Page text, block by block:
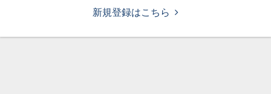
新規登録はこちら